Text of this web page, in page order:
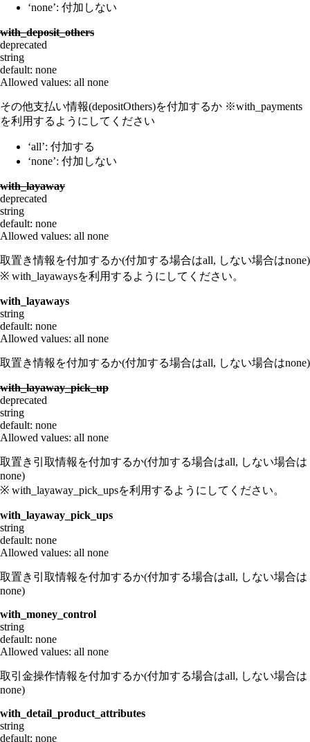
‘none’: 付加しない
with_deposit_others
deprecated
string
default: none
Allowed values: all none
その他支払い情報(depositOthers)を付加するか ※with_payments
を利用するようにしてください
‘all’: 付加する
‘none’: 付加しない
with_layaway
deprecated
string
default: none
Allowed values: all none
取置き情報を付加するか(付加する場合はall, しない場合はnone)
※ with_layawaysを利用するようにしてください。
with_layaways
string
default: none
Allowed values: all none
取置き情報を付加するか(付加する場合はall, しない場合はnone)
with_layaway_pick_up
deprecated
string
default: none
Allowed values: all none
取置き引取情報を付加するか(付加する場合はall, しない場合は
none)
※ with_layaway_pick_upsを利用するようにしてください。
with_layaway_pick_ups
string
default: none
Allowed values: all none
取置き引取情報を付加するか(付加する場合はall, しない場合は
none)
with_money_control
string
default: none
Allowed values: all none
取引金操作情報を付加するか(付加する場合はall, しない場合は
none)
with_detail_product_attributes
string
default: none